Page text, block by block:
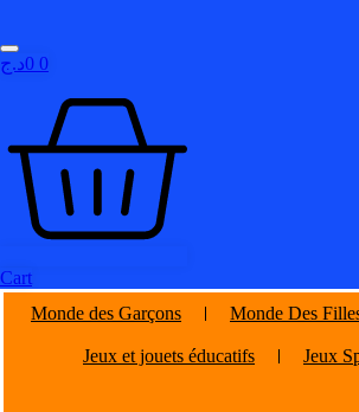
0د.ج 0
Cart
Monde des Garçons
Monde Des
Jeux et jouets éducatifs Jeux